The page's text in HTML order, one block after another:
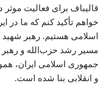
قالیباف برای فعالیت
خواهم تأکید کنم که ما در
اسلامی هستیم. رهبر شهید
مسیر رشد حزب‌الله و رهبر
جمهوری اسلامی ایران،
و انقلابی بنا شده است.